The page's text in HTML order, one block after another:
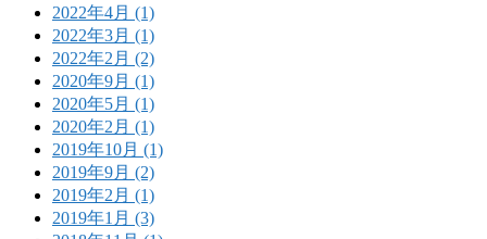
2022年4月 (1)
2022年3月 (1)
2022年2月 (2)
2020年9月 (1)
2020年5月 (1)
2020年2月 (1)
2019年10月 (1)
2019年9月 (2)
2019年2月 (1)
2019年1月 (3)